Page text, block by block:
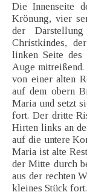
Die Innenseite
Krönung, vier
der
Christkindes,
linken Seite des
Auge
von einer alten
auf dem obern
Maria und setzt
fort. Der dritte
Hirten links an
auf die untere
Maria ist alte
der Mitte durch
aus der rechten
kleines Stück fort.